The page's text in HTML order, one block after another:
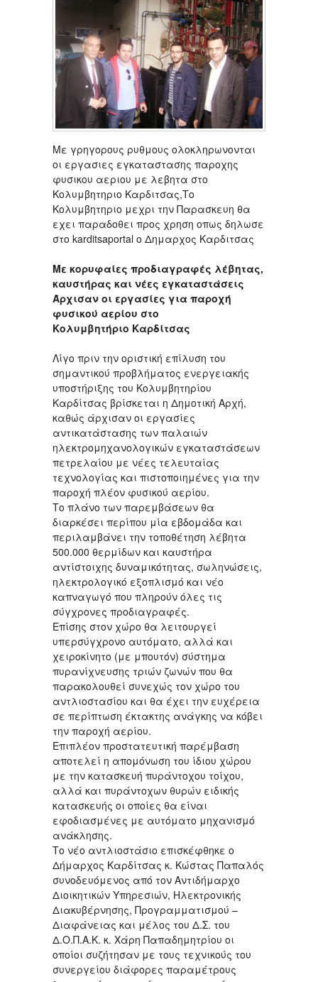
Με γρηγορους ρυθμους ολοκληρωνονται
οι εργασιες εγκαταστασης παροχης
φυσικου αεριου με λεβητα στο
Κολυμβητηριο Καρδιτσας,Το
Κολυμβητηριο μεχρι την Παρασκευη θα
εχει παραδοθει προς χρηση οπως δηλωσε
στο karditsaportal ο Δημαρχος Καρδιτσας
Με κορυφαίες προδιαγραφές λέβητας,
καυστήρας και νέες εγκαταστάσεις
Άρχισαν οι εργασίες για παροχή
φυσικού αερίου στο
Κολυμβητήριο Καρδίτσας
Λίγο πριν την οριστική επίλυση του
σημαντικού προβλήματος ενεργειακής
υποστήριξης του Κολυμβητηρίου
Καρδίτσας βρίσκεται η Δημοτική Αρχή,
καθώς άρχισαν οι εργασίες
αντικατάστασης των παλαιών
ηλεκτρομηχανολογικών εγκαταστάσεων
πετρελαίου με νέες τελευταίας
τεχνολογίας και πιστοποιημένες για την
παροχή πλέον φυσικού αερίου.
Το πλάνο των παρεμβάσεων θα
διαρκέσει περίπου μία εβδομάδα και
περιλαμβάνει την τοποθέτηση λέβητα
500.000 θερμίδων και καυστήρα
αντίστοιχης δυναμικότητας, σωληνώσεις,
ηλεκτρολογικό εξοπλισμό και νέο
καπναγωγό που πληρούν όλες τις
σύγχρονες προδιαγραφές.
Επίσης στον χώρο θα λειτουργεί
υπερσύγχρονο αυτόματο, αλλά και
χειροκίνητο (με μπουτόν) σύστημα
πυρανίχνευσης τριών ζωνών που θα
παρακολουθεί συνεχώς τον χώρο του
αντλιοστασίου και θα έχει την ευχέρεια
σε περίπτωση έκτακτης ανάγκης να κόβει
την παροχή αερίου.
Επιπλέον προστατευτική παρέμβαση
αποτελεί η απομόνωση του ίδιου χώρου
με την κατασκευή πυράντοχου τοίχου,
αλλά και πυράντοχων θυρών ειδικής
κατασκευής οι οποίες θα είναι
εφοδιασμένες με αυτόματο μηχανισμό
ανάκλησης.
Το νέο αντλιοστάσιο επισκέφθηκε ο
Δήμαρχος Καρδίτσας κ. Κώστας Παπαλός
συνοδευόμενος από τον Αντιδήμαρχο
Διοικητικών Υπηρεσιών, Ηλεκτρονικής
Διακυβέρνησης, Προγραμματισμού –
Διαφάνειας και μέλος του Δ.Σ. του
Δ.Ο.Π.Α.Κ. κ. Χάρη Παπαδημητρίου οι
οποίοι συζήτησαν με τους τεχνικούς του
συνεργείου διάφορες παραμέτρους